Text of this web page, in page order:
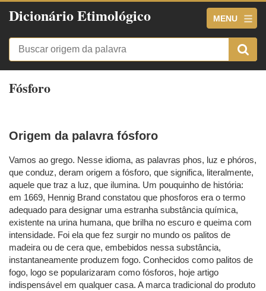
Dicionário Etimológico MENU
Fósforo
Origem da palavra fósforo
Vamos ao grego. Nesse idioma, as palavras phos, luz e phóros,
que conduz, deram origem a fósforo, que significa, literalmente,
aquele que traz a luz, que ilumina. Um pouquinho de história:
em 1669, Hennig Brand constatou que phosforos era o termo
adequado para designar uma estranha substância química,
existente na urina humana, que brilha no escuro e queima com
intensidade. Foi ela que fez surgir no mundo os palitos de
madeira ou de cera que, embebidos nessa substância,
instantaneamente produzem fogo. Conhecidos como palitos de
fogo, logo se popularizaram como fósforos, hoje artigo
indispensável em qualquer casa. A marca tradicional do produto